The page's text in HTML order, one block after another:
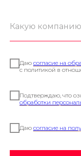
Даю согласие на
с политикой в
Подтверждаю, что
обработки
Даю согласие на